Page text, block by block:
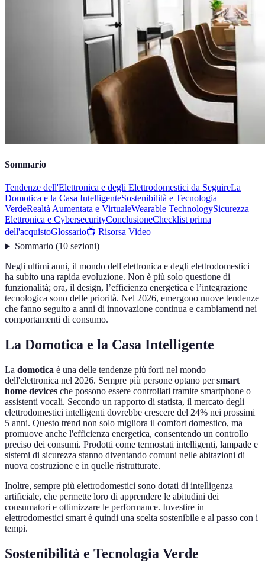
Sommario
Tendenze dell'Elettronica e degli Elettrodomestici da SeguireLa
Domotica e la Casa IntelligenteSostenibilità e Tecnologia
VerdeRealtà Aumentata e VirtualeWearable TechnologySicurezza
Elettronica e CybersecurityConclusioneChecklist prima
dell'acquistoGlossario📺 Risorsa Video
Sommario(10 sezioni)
Negli ultimi anni, il mondo dell'elettronica e degli elettrodomestici
ha subito una rapida evoluzione. Non è più solo questione di
funzionalità; ora, il design, l’efficienza energetica e l’integrazione
tecnologica sono delle priorità. Nel 2026, emergono nuove tendenze
che fanno seguito a anni di innovazione continua e cambiamenti nei
comportamenti di consumo.
La Domotica e la Casa Intelligente
La domotica è una delle tendenze più forti nel mondo
dell'elettronica nel 2026. Sempre più persone optano persmart
home devices che possono essere controllati tramite smartphone o
assistenti vocali. Secondo un rapporto di statista, il mercato degli
elettrodomestici intelligenti dovrebbe crescere del 24% nei prossimi
5 anni. Questo trend non solo migliora il comfort domestico, ma
promuove anche l'efficienza energetica, consentendo un controllo
preciso dei consumi. Prodotti come termostati intelligenti, lampade e
sistemi di sicurezza stanno diventando comuni nelle abitazioni di
nuova costruzione e in quelle ristrutturate.
Inoltre, sempre più elettrodomestici sono dotati di intelligenza
artificiale, che permette loro di apprendere le abitudini dei
consumatori e ottimizzare le performance. Investire in
elettrodomestici smart è quindi una scelta sostenibile e al passo con i
tempi.
Sostenibilità e Tecnologia Verde